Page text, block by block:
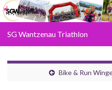
SG Wantzenau Triathlon
Bike & Run